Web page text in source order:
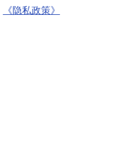
《隐私政策》